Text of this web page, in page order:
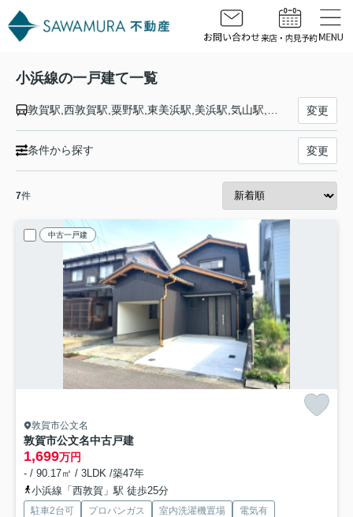
小浜線の一戸建て一覧
敦賀駅,西敦賀駅,粟野駅,東美浜駅,美浜駅,気山駅,三方駅,藤井駅,十村駅,大鳥羽駅,若狭有田駅,上中駅,新平野駅,東小浜駅,小浜駅,勢浜駅,加斗駅,若狭本郷駅,若狭和田駅,若狭高浜駅,三松駅,青郷駅,松尾寺駅,東舞鶴駅 変更
条件から探す 変更
7件
中古一戸建
敦賀市公文名
敦賀市公文名中古戸建
1,699万円
- / 90.17㎡ / 3LDK /築47年
小浜線「西敦賀」駅 徒歩25分
駐車2台可 プロパンガス 室内洗濯機置場
電気有